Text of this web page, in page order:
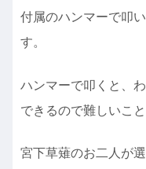
付属のハンマーで叩
す。
ハンマーで叩くと、
できるので難しいこ
宮下草薙のお二人が